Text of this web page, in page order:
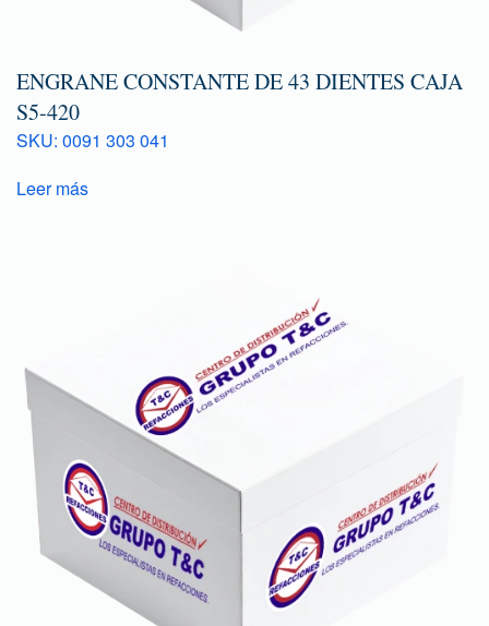
ENGRANE CONSTANTE DE 43 DIENTES CAJA
S5-420
SKU: 0091 303 041
Leer más